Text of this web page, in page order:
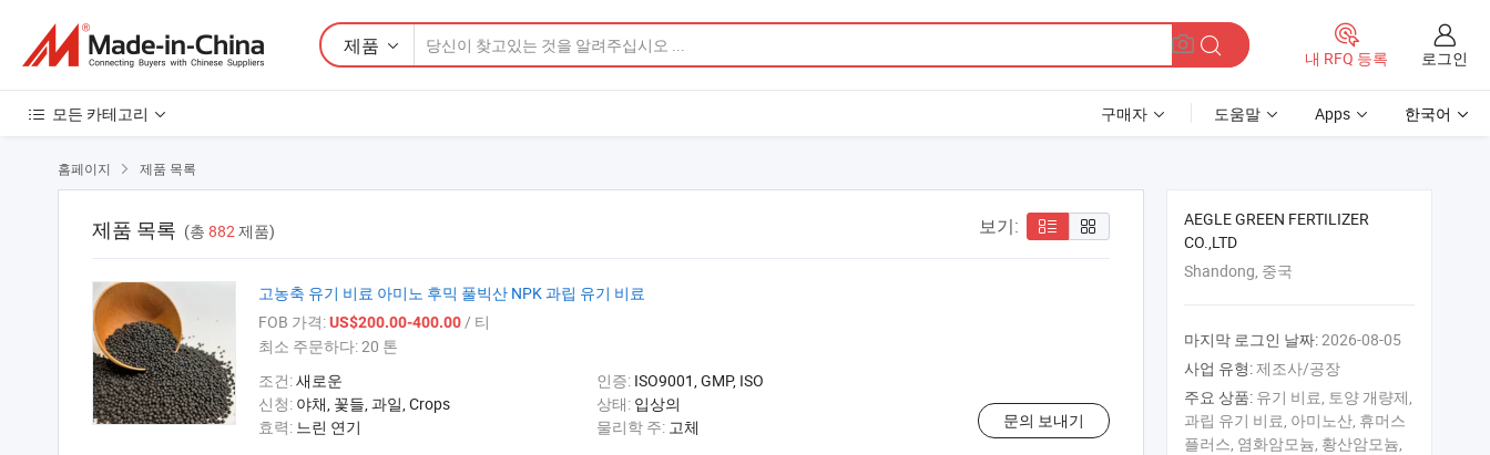
제품
내 RFQ 등록 로그인
모든 카테고리 구매자 도움말 Apps 한국어
홈페이지  제품 목록
제품 목록 (총 882제품) 보기:
고농축 유기 비료 아미노 후믹 풀빅산 NPK 과립 유기 비료
FOB 가격:US$200.00-400.00/ 티
최소 주문하다:20 톤
조건:새로운 인증: ISO9001, GMP, ISO
신청: 야채, 꽃들, 과일, Crops 상태: 입상의
효력: 느린 연기 물리학 주: 고체 문의 보내기
AEGLE GREEN FERTILIZER
CO.,LTD
Shandong, 중국
마지막 로그인 날짜:2026-08-05
사업 유형:제조사/공장
주요 상품: 유기 비료, 토양 개량제,
과립 유기 비료, 아미노산, 휴머스
플러스, 염화암모늄, 황산암모늄,